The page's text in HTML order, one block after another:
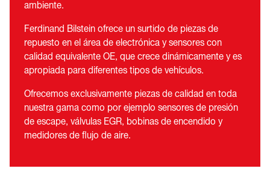
ambiente.
Ferdinand Bilstein ofrece un surtido de piezas de
repuesto en el área de electrónica y sensores con
calidad equivalente OE, que crece dinámicamente y es
apropiada para diferentes tipos de vehículos.
Ofrecemos exclusivamente piezas de calidad en toda
nuestra gama como por ejemplo sensores de presión
de escape, válvulas EGR, bobinas de encendido y
medidores de flujo de aire.